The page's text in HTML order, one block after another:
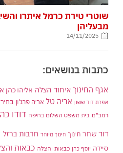
שוטרי טירת כרמל איתרו
מבעליהן
14/11/2025
כתבות בנושאים:
אגף החינוך איחוד הצלה אליהו כהן
אפרת דוד ששון אריה טל אריה פרג'ון
רמב"ם בית משפט השלום בחיפה דודו
דוד שחר חינוך חינוך מיוחד חרבות ברזל
סיידה יוסף כהן כבאות והצלה כבאות